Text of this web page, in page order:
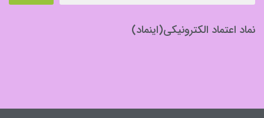
نماد اعتماد الکترونیکی(اینماد)